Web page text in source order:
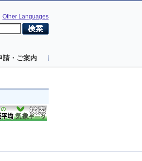
Other Languages
請・ご案内